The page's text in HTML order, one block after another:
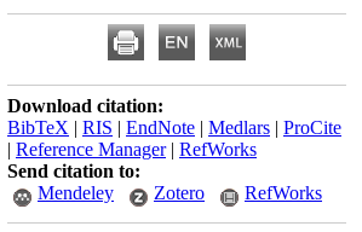
Download citation:
BibTeX | RIS | EndNote | Medlars | ProCite
| Reference Manager| RefWorks
Send citation to:
Mendeley
Zotero RefWorks